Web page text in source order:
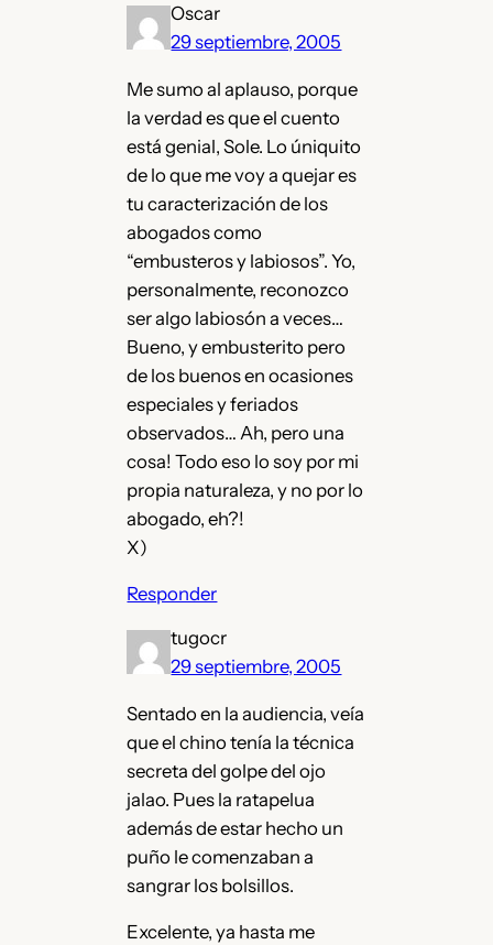
Oscar
29 septiembre, 2005
Me sumo al aplauso, porque
la verdad es que el cuento
está genial, Sole. Lo úniquito
de lo que me voy a quejar es
tu caracterización de los
abogados como
“embusteros y labiosos”. Yo,
personalmente, reconozco
ser algo labiosón a veces…
Bueno, y embusterito pero
de los buenos en ocasiones
especiales y feriados
observados… Ah, pero una
cosa! Todo eso lo soy por mi
propia naturaleza, y no por lo
abogado, eh?!
X)
Responder
tugocr
29 septiembre, 2005
Sentado en la audiencia, veía
que el chino tenía la técnica
secreta del golpe del ojo
jalao. Pues la ratapelua
además de estar hecho un
puño le comenzaban a
sangrar los bolsillos.
Excelente, ya hasta me